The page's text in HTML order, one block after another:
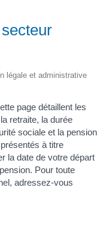
légale et administrative
page détaillent les
retraite, la durée
sociale et la pension
à titre
la date de votre départ
Pour toute
adressez-vous